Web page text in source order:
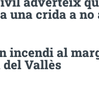
una crida a
incendi al
Vallès